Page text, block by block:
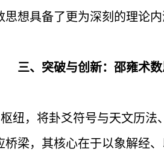
想具备了更为深刻的理论
三、突破与创新：邵雍术
纽，将卦爻符号与天文历
梁，其核心在于以象解经